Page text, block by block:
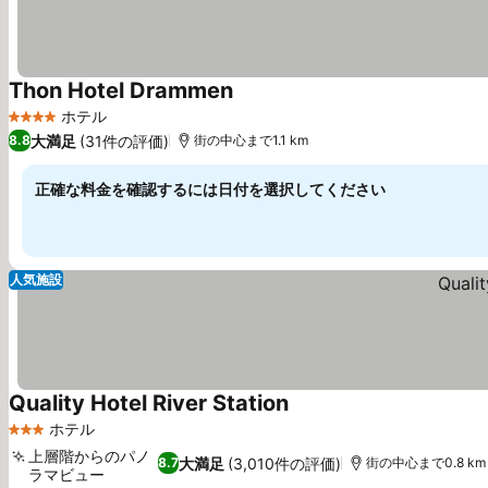
4 ホテルのランク
ホテル
Thon Hotel Drammen
8.8大満足 (31件の評価) 街の中心まで1.1 km
正確な料金を確認するには日付を選択してください
人気施設
3 ホテルのランク
ホテル
Quality Hotel River Station
8.7大満足 (3,010件の評価)
上層階からのパノ
ラマビュー
街の中心まで0.8 km